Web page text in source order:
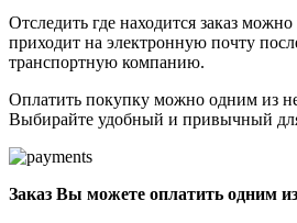
Отследить где находится заказ
приходит на электронную почту
транспортную компанию.
Оплатить покупку можно одним из
Выбирайте удобный и привычный
Заказ Вы можете оплатить одним